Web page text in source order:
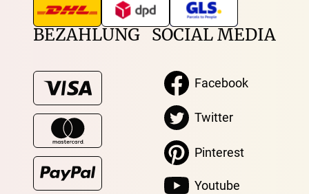
BEZAHLUNG SOCIAL MEDIA
Facebook
Twitter
Pinterest
Youtube